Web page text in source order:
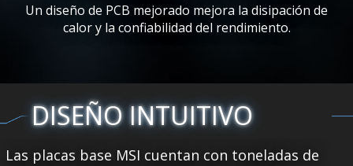
Un diseño de PCB mejorado mejora la disipación de
calor y la confiabilidad del rendimiento.
DISEÑO INTUITIVO
Las placas base MSI cuentan con toneladas de